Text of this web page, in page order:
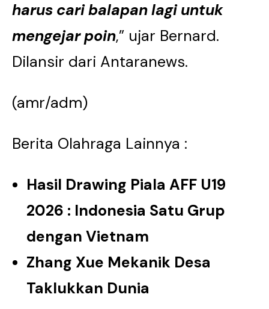
harus cari balapan lagi untuk
mengejar poin,” ujar Bernard.
Dilansir dari Antaranews.
(amr/adm)
Berita Olahraga Lainnya :
Hasil Drawing Piala AFF U19
2026 : Indonesia Satu Grup
dengan Vietnam
Zhang Xue Mekanik Desa
Taklukkan Dunia